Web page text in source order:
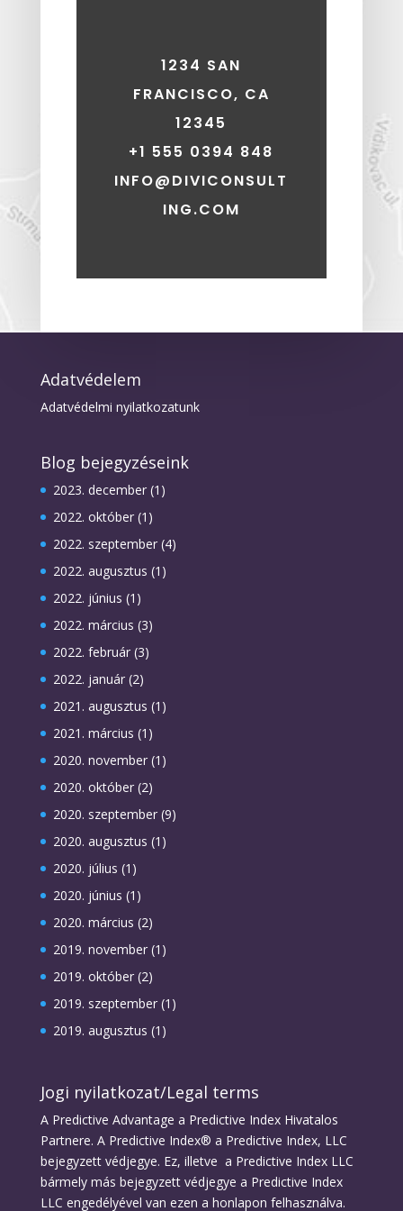
1234 SAN
FRANCISCO, CA
12345
+1 555 0394 848
INFO@DIVICONSULT
ING.COM
Adatvédelem
Adatvédelmi nyilatkozatunk
Blog bejegyzéseink
2023. december(1)
2022. október(1)
2022. szeptember(4)
2022. augusztus (1)
2022. június (1)
2022. március (3)
2022. február(3)
2022. január(2)
2021. augusztus (1)
2021. március (1)
2020. november(1)
2020. október(2)
2020. szeptember(9)
2020. augusztus (1)
2020. július (1)
2020. június (1)
2020. március (2)
2019. november(1)
2019. október(2)
2019. szeptember(1)
2019. augusztus (1)
Jogi nyilatkozat/Legal terms
A Predictive Advantage a Predictive Index Hivatalos
Partnere. A Predictive Index® a Predictive Index, LLC
bejegyzett védjegye. Ez, illetve a Predictive Index LLC
bármely más bejegyzett védjegye a Predictive Index
LLC engedélyével van ezen a honlapon felhasználva.